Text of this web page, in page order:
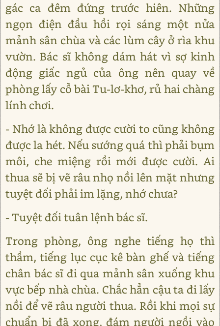
gác ca đêm đứng trước hiên. Những
ngọn điện đầu hồi rọi sáng một nửa
mảnh sân chùa và các lùm cây ở rìa khu
vườn. Bác sĩ không dám hát vì sợ kinh
động giấc ngủ của ông nên quay về
phòng lấy cỗ bài Tu-lơ-khơ, rủ hai chàng
lính chơi.
- Nhớ là không được cười to cũng không
được la hét. Nếu sướng quá thì phải bụm
môi, che miệng rồi mới được cười. Ai
thua sẽ bị vẽ râu nhọ nồi lên mặt nhưng
tuyệt đối phải im lặng, nhớ chưa?
- Tuyệt đối tuân lệnh bác sĩ.
Trong phòng, ông nghe tiếng họ thì
thầm, tiếng lục cục kê bàn ghế và tiếng
chân bác sĩ đi qua mảnh sân xuống khu
vực bếp nhà chùa. Chắc hẳn cậu ta đi lấy
nồi để vẽ râu người thua. Rồi khi mọi sự
chuẩn bị đã xong, đám người ngồi vào